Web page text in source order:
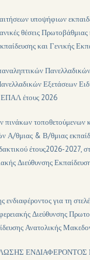
υποψήφιων
θέσεις
και Γενικής
Εξετάσεων
έτους 2026
τοποθετούμενων
Α/θμιας & Β/θμιας
έτους2026-2027,
Διεύθυνσης
για τη
Διεύθυνσης
Ανατολικής
ΕΝΔΙΑΦΕΡΟΝΤΟΣ